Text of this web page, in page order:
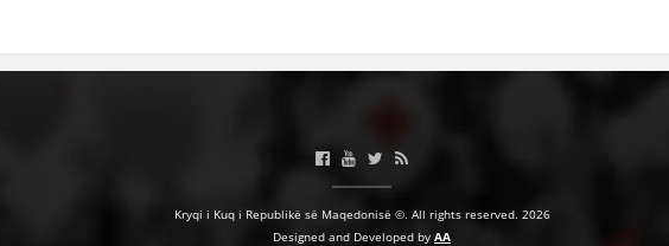
Kryqi i Kuq i Republikë së Maqedonisë ©. All rights reserved. 2026
Designed and Developed by AA